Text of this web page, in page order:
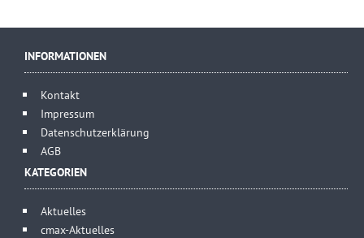
INFORMATIONEN
Kontakt
Impressum
Datenschutzerklärung
AGB
KATEGORIEN
Aktuelles
cmax-Aktuelles